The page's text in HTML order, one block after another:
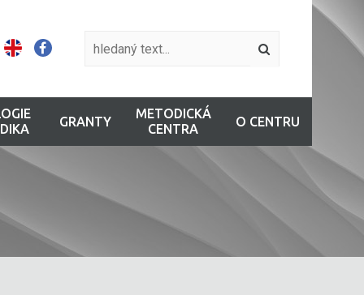
GRANTY
METODICKÁ
CENTRA
O CENTRU